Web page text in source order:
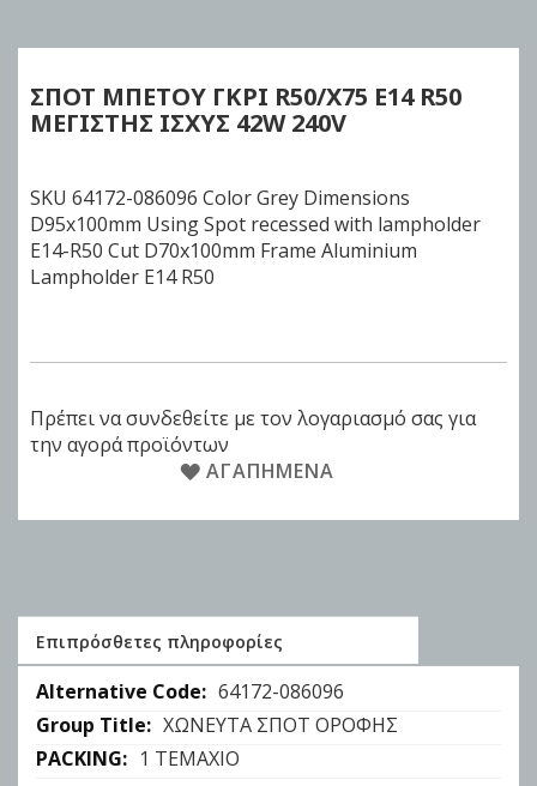
beginning
the
images
ΣΠΟΤ ΜΠΕΤΟΥ ΓΚΡΙ R50/X75 Ε14 R50
MΕΓΙΣΤΗΣ ΙΣΧΥΣ 42W 240V
SKU 64172-086096 Color Grey Dimensions
D95x100mm Using Spot recessed with lampholder
E14-R50 Cut D70x100mm Frame Aluminium
Lampholder E14 R50
Πρέπει να συνδεθείτε με τον λογαριασμό σας για
την αγορά προϊόντων
ΑΓΑΠΗΜΈΝΑ
Επιπρόσθετες πληροφορίες
Επιπρόσθετες
πληροφορίες
64172-086096
ΧΩΝΕΥΤΑ ΣΠΟΤ ΟΡΟΦΗΣ
1 ΤΕΜΑΧΙΟ